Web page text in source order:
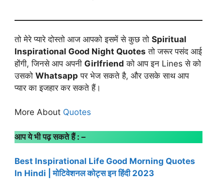
तो मेरे प्यारे दोस्तो आज आपको इसमें से कुछ तो Spiritual
Inspirational Good Night Quotes तो जरूर पसंद आई
होंगी, जिनसे आप अपनी Girlfriend को आप इन Lines से को
उसको Whatsapp पर भेज सकते है, और उसके साथ आप
प्यार का इजहार कर सकते हैं।
More About Quotes
आप ये भी पढ़ सकते हैं : –
Best Inspirational Life Good Morning Quotes
In Hindi | मोटिवेशनल कोट्स इन हिंदी 2023